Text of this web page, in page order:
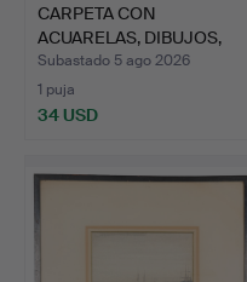
CARPETA CON
ACUARELAS, DIBUJOS,
GRABADOS, …
Subastado 5 ago 2026
1 puja
34 USD